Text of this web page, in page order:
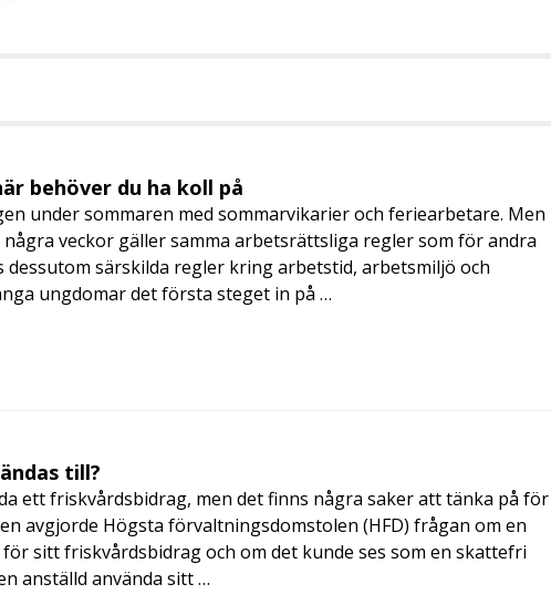
behöver du ha koll på
under sommaren med sommarvikarier och feriearbetare. Men
veckor gäller samma arbetsrättsliga regler som för andra
dessutom särskilda regler kring arbetstid, arbetsmiljö och
ungdomar det första steget in på …
till?
ett friskvårdsbidrag, men det finns några saker att tänka på för
avgjorde Högsta förvaltningsdomstolen (HFD) frågan om en
sitt friskvårdsbidrag och om det kunde ses som en skattefri
anställd använda sitt …